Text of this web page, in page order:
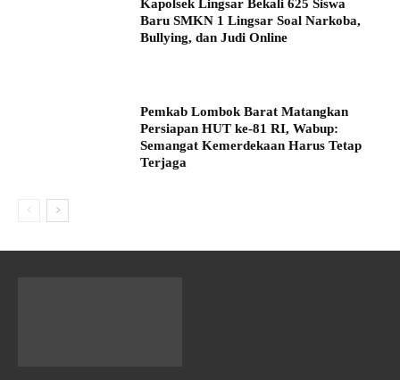
Kapolsek Lingsar Bekali 625 Siswa
Baru SMKN 1 Lingsar Soal Narkoba,
Bullying, dan Judi Online
Pemkab Lombok Barat Matangkan
Persiapan HUT ke-81 RI, Wabup:
Semangat Kemerdekaan Harus Tetap
Terjaga